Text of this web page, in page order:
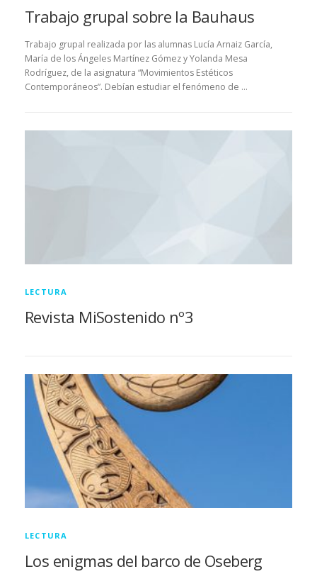
Trabajo grupal sobre la Bauhaus
Trabajo grupal realizada por las alumnas Lucía Arnaiz García,
María de los Ángeles Martínez Gómez y Yolanda Mesa
Rodríguez, de la asignatura “Movimientos Estéticos
Contemporáneos”. Debían estudiar el fenómeno de …
LECTURA
Revista MiSostenido nº3
LECTURA
Los enigmas del barco de Oseberg